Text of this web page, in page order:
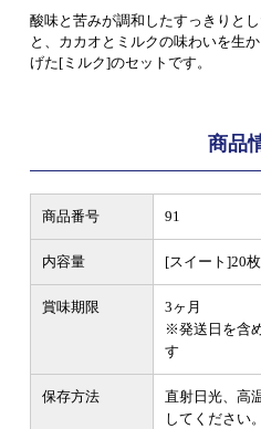
酸味と苦みが調和したすっきりと
と、カカオとミルクの味わいを生
げた[ミルク]のセットです。
商品
商品番号 91
内容量 [スイート]20
賞味期限
3ヶ月
※発送日を含
す
保存方法
直射日光、高
してください。